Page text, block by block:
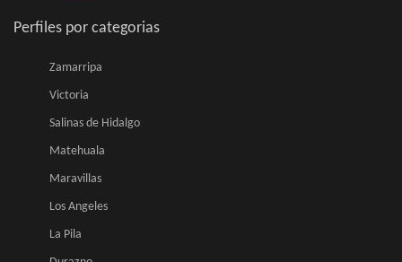
Perfiles por categorias
Zamarripa
Victoria
Salinas de Hidalgo
Matehuala
Maravillas
Los Angeles
La Pila